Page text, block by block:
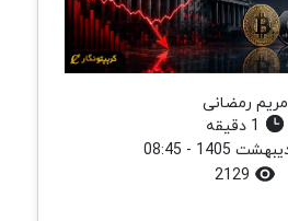
مریم رمضانی